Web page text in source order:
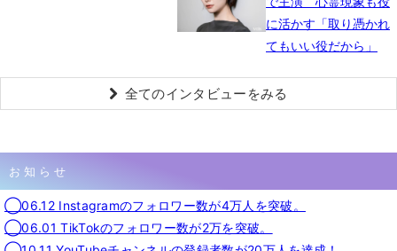
に活かす「取り憑かれ
てもいい役だから」
全てのインタビューをみる
お知らせ
◯06.12 Instagramのフォロワー数が4万人を突破。
◯06.01 TikTokのフォロワー数が2万を突破。